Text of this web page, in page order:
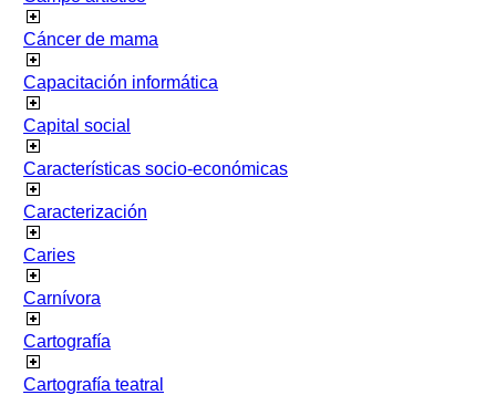
Cáncer de mama
Capacitación informática
Capital social
Características socio-económicas
Caracterización
Caries
Carnívora
Cartografía
Cartografía teatral